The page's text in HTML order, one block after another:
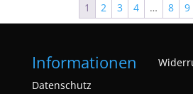
1 2 3 4 … 8 9
Informationen
Datenschutz